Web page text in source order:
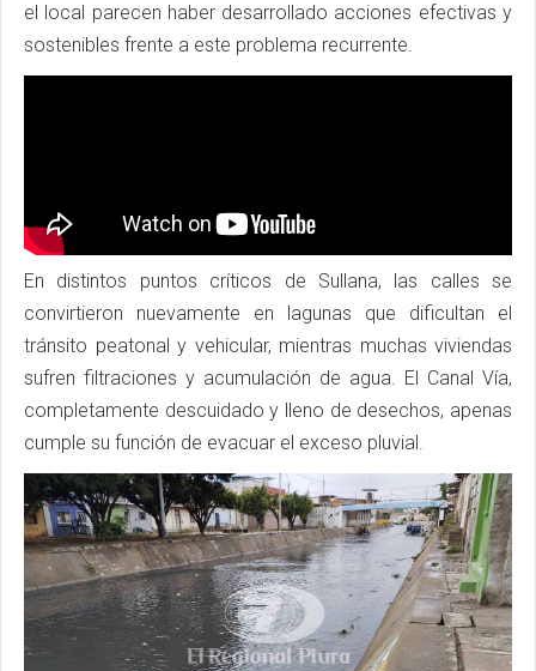
el local parecen haber desarrollado acciones efectivas y
sostenibles frente a este problema recurrente.
En distintos puntos críticos de Sullana, las calles se
convirtieron nuevamente en lagunas que dificultan el
tránsito peatonal y vehicular, mientras muchas viviendas
sufren filtraciones y acumulación de agua. El Canal Vía,
completamente descuidado y lleno de desechos, apenas
cumple su función de evacuar el exceso pluvial.